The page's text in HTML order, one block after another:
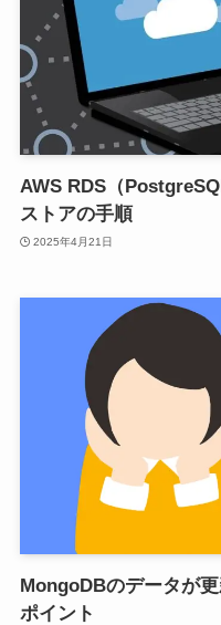
AWS RDS（
ストアの手順
2025年4月21日
MongoDBのデータが
ポイント